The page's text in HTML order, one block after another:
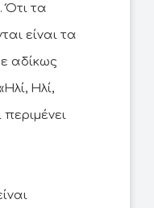
Ότι τα
είναι τα
αδίκως
Ηλί,